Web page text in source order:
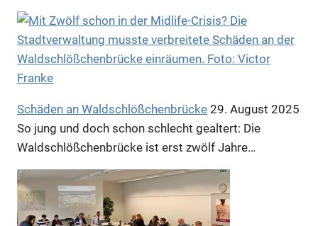
Anzeige
Anzeige
Anzeige
Anzeige
Anzeige
Schäden an Waldschlößchenbrücke 29. August 2025
So jung und doch schon schlecht gealtert: Die
Waldschlößchenbrücke ist erst zwölf Jahre…